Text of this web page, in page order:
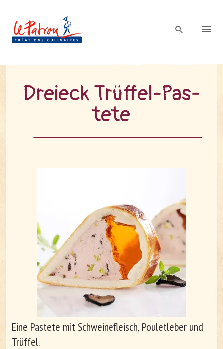
Unternehmen
Arbeiten bei Le Patron
Drei­eck Trüf­fel-Pas­
te­te
Eine Pastete mit Schweinefleisch, Pouletleber und
Trüffel.